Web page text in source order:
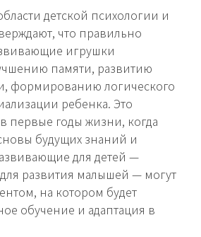
детской психологии и
что правильно
игрушки
памяти, развитию
формированию логического
ребенка. Это
первые годы жизни, когда
будущих знаний и
для детей —
развития малышей — могут
на котором будет
обучение и адаптация в